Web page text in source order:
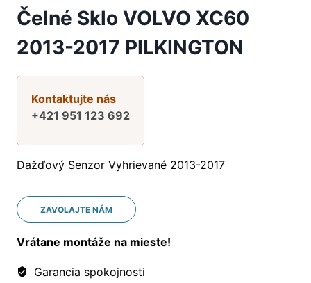
Čelné Sklo VOLVO XC60
2013-2017 PILKINGTON
Kontaktujte nás
+421 951 123 692
Dažďový Senzor Vyhrievané 2013-2017
ZAVOLAJTE NÁM
Vrátane montáže na mieste!
Garancia spokojnosti